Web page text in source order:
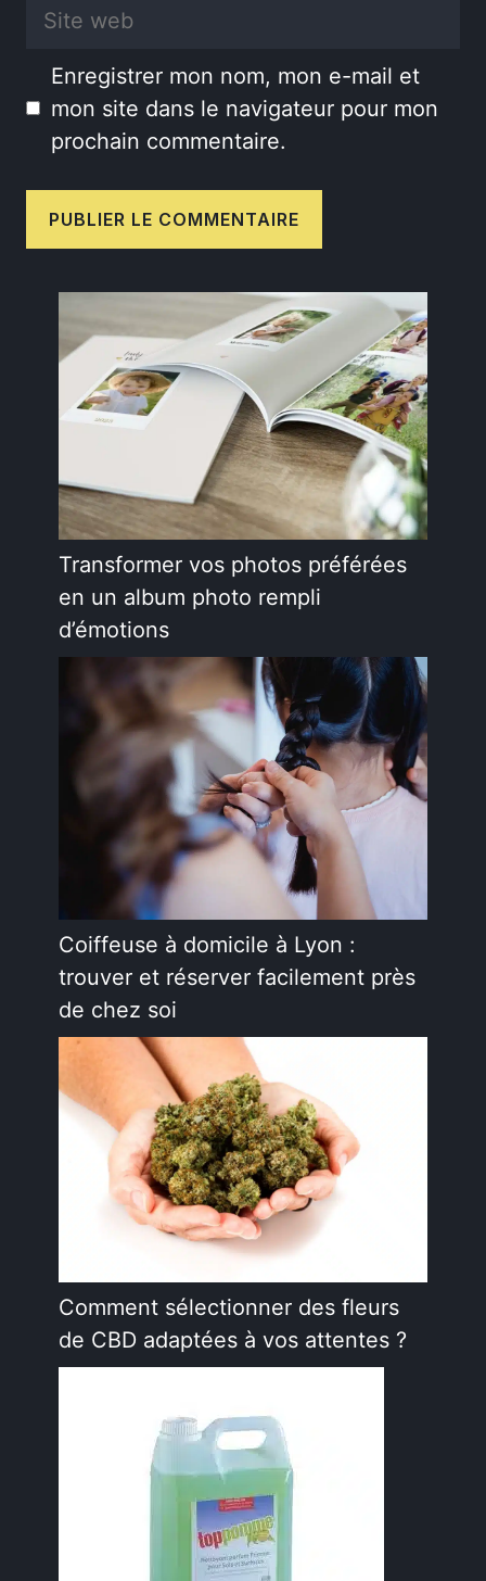
Site
Enregistrer mon nom, mon e-mail et
mon site dans le navigateur pour mon
prochain commentaire.
Transformer vos photos préférées
en un album photo rempli
d’émotions
Coiffeuse à domicile à Lyon :
trouver et réserver facilement près
de chez soi
Comment sélectionner des fleurs
de CBD adaptées à vos attentes ?